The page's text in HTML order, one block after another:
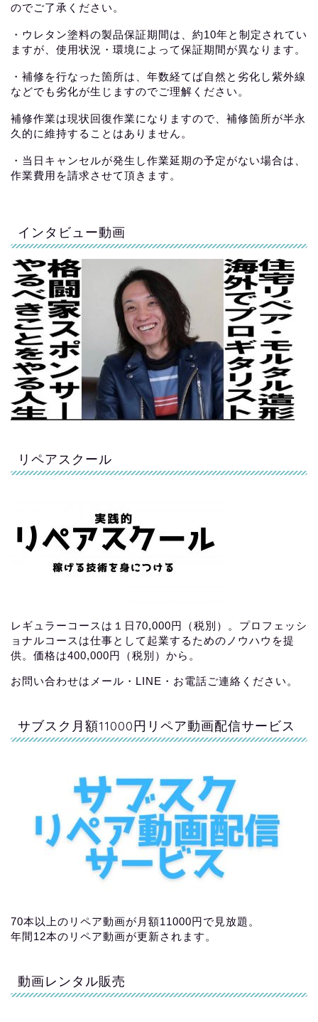
のでご了承ください。
・ウレタン塗料の製品保証期間は、約10年と制定されてい
ますが、使用状況・環境によって保証期間が異なります。
・補修を行なった箇所は、年数経てば自然と劣化し紫外線
などでも劣化が生じますのでご理解ください。
補修作業は現状回復作業になりますので、補修箇所が半永
久的に維持することはありません。
・当日キャンセルが発生し作業延期の予定がない場合は、
作業費用を請求させて頂きます。
インタビュー動画
リペアスクール
レギュラーコースは１日70,000円（税別）。プロフェッシ
ョナルコースは仕事として起業するためのノウハウを提
供。価格は400,000円（税別）から。
お問い合わせはメール・LINE・お電話ご連絡ください。
サブスク月額11000円リペア動画配信サービス
70本以上のリペア動画が月額11000円で見放題。
年間12本のリペア動画が更新されます。
動画レンタル販売